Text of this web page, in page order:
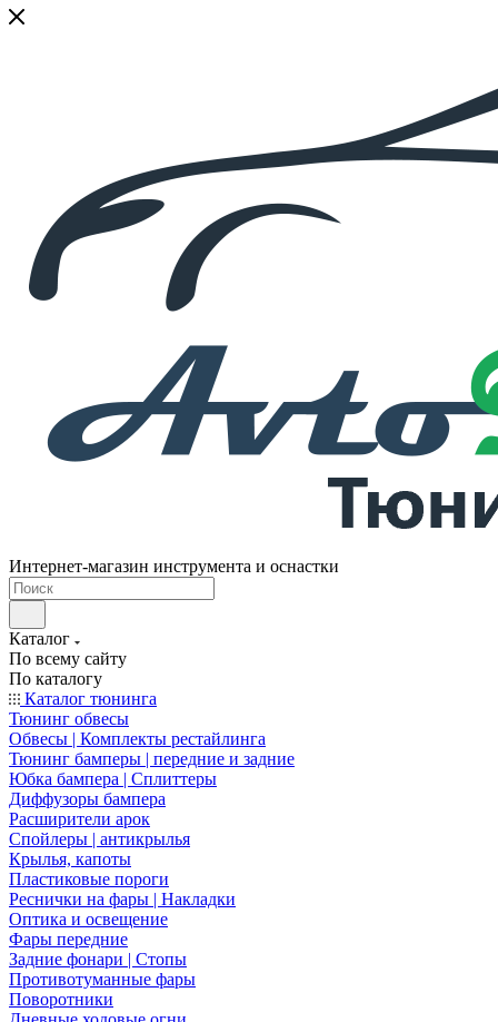
Интернет-магазин инструмента и оснастки
Каталог
По всему сайту
По каталогу
Каталог тюнинга
Тюнинг обвесы
Обвесы | Комплекты рестайлинга
Тюнинг бамперы | передние и задние
Юбка бампера | Сплиттеры
Диффузоры бампера
Расширители арок
Спойлеры | антикрылья
Крылья, капоты
Пластиковые пороги
Реснички на фары | Накладки
Оптика и освещение
Фары передние
Задние фонари | Стопы
Противотуманные фары
Поворотники